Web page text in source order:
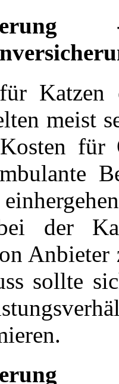
Katzen
meist
für
der
sollte